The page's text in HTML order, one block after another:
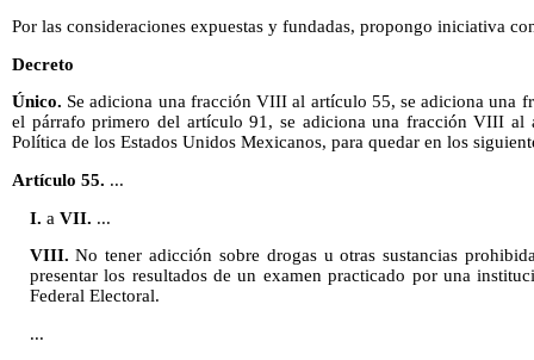
Por las consideraciones expuestas y fundadas, propongo iniciativa
Decreto
Único. Se adiciona una fracción VIII al artículo 55, se adiciona una
el párrafo primero del artículo 91, se adiciona una fracción VIII al
Política de los Estados Unidos Mexicanos, para quedar en los
Artículo 55. ...
I. a VII. ...
VIII. No tener adicción sobre drogas u otras sustancias
presentar los resultados de un examen practicado por una
Federal Electoral.
...